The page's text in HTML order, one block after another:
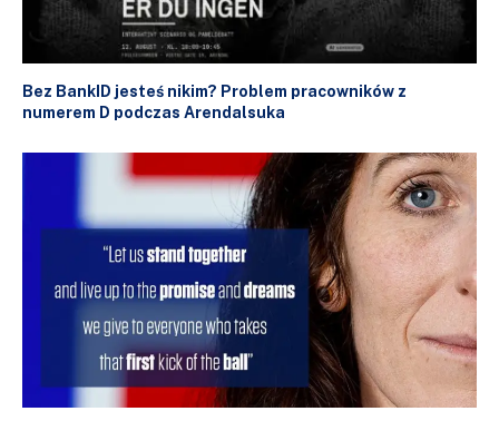
Bez BankID jesteś nikim? Problem pracowników z
numerem D podczas Arendalsuka